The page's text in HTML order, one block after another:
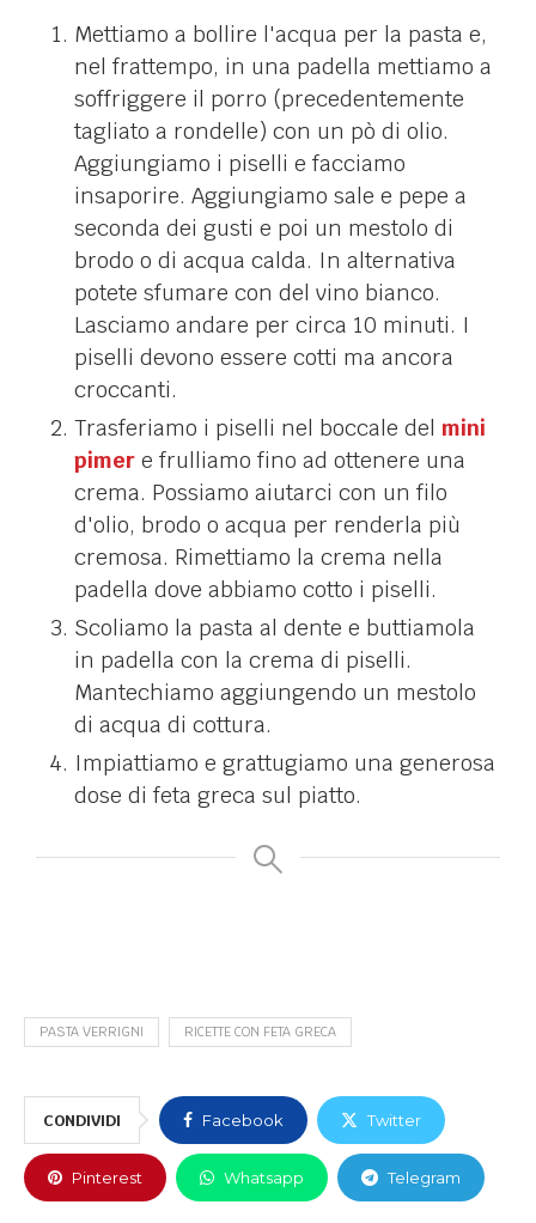
Mettiamo a bollire l'acqua per la pasta e,
nel frattempo, in una padella mettiamo a
soffriggere il porro (precedentemente
tagliato a rondelle) con un pò di olio.
Aggiungiamo i piselli e facciamo
insaporire. Aggiungiamo sale e pepe a
seconda dei gusti e poi un mestolo di
brodo o di acqua calda. In alternativa
potete sfumare con del vino bianco.
Lasciamo andare per circa 10 minuti. I
piselli devono essere cotti ma ancora
croccanti.
Trasferiamo i piselli nel boccale del mini
pimer e frulliamo fino ad ottenere una
crema. Possiamo aiutarci con un filo
d'olio, brodo o acqua per renderla più
cremosa. Rimettiamo la crema nella
padella dove abbiamo cotto i piselli.
Scoliamo la pasta al dente e buttiamola
in padella con la crema di piselli.
Mantechiamo aggiungendo un mestolo
di acqua di cottura.
Impiattiamo e grattugiamo una generosa
dose di feta greca sul piatto.
PASTA VERRIGNI RICETTE CON FETA GRECA
CONDIVIDI Facebook Twitter
Pinterest Whatsapp Telegram